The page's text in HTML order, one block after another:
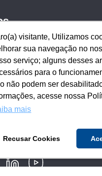
visitante, Utilizamos
sua navegação no
serviço; alguns desses
para o
não podem ser
acesse nossa
mais
Recusar Cookies
visitante, Utilizamos
sua navegação no
serviço; alguns desses
para o
não podem ser
acesse nossa
mais
Recusar Cookies